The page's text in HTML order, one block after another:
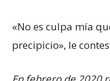
«No es culpa mía
precipicio», le